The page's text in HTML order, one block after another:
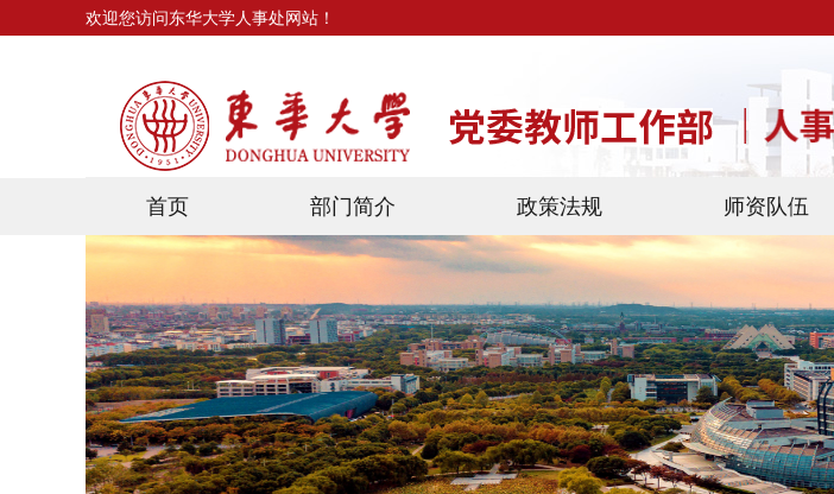
欢迎您访问东华大学人事处网站！
首页 部门简介 政策法规 师资队伍